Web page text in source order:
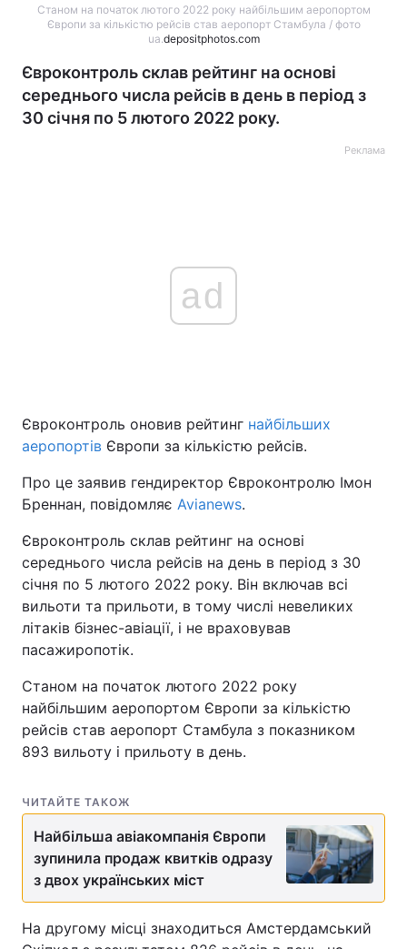
Станом на початок лютого 2022 року найбільшим аеропортом
Європи за кількістю рейсів став аеропорт Стамбула / фото
ua.depositphotos.com
Євроконтроль склав рейтинг на основі
середнього числа рейсів в день в період з
30 січня по 5 лютого 2022 року.
Реклама
ad
Євроконтроль оновив рейтинг найбільших
аеропортів Європи за кількістю рейсів.
Про це заявив гендиректор Євроконтролю Імон
Бреннан, повідомляє Avianews.
Євроконтроль склав рейтинг на основі
середнього числа рейсів на день в період з 30
січня по 5 лютого 2022 року. Він включав всі
вильоти та прильоти, в тому числі невеликих
літаків бізнес-авіації, і не враховував
пасажиропотік.
Станом на початок лютого 2022 року
найбільшим аеропортом Європи за кількістю
рейсів став аеропорт Стамбула з показником
893 вильоту і прильоту в день.
ЧИТАЙТЕ ТАКОЖ
Найбільша авіакомпанія Європи
зупинила продаж квитків одразу
з двох українських міст
На другому місці знаходиться Амстердамський